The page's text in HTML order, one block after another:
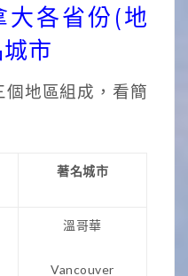
大各省份(地
市
個地區組成，看簡
著名城市
溫哥華
Vancouver